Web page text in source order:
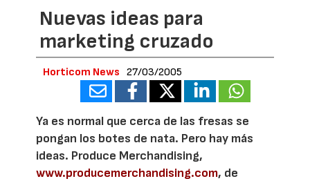
Nuevas ideas para
marketing cruzado
Horticom News 27/03/2005
Ya es normal que cerca de las fresas se
pongan los botes de nata. Pero hay más
ideas. Produce Merchandising,
www.producemerchandising.com, de